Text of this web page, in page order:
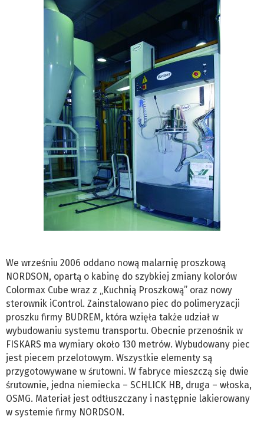
We wrześniu 2006 oddano nową malarnię proszkową
NORDSON, opartą o kabinę do szybkiej zmiany kolorów
Colormax Cube wraz z „Kuchnią Proszkową” oraz nowy
sterownik iControl. Zainstalowano piec do polimeryzacji
proszku firmy BUDREM, która wzięła także udział w
wybudowaniu systemu transportu. Obecnie przenośnik w
FISKARS ma wymiary około 130 metrów. Wybudowany piec
jest piecem przelotowym. Wszystkie elementy są
przygotowywane w śrutowni. W fabryce mieszczą się dwie
śrutownie, jedna niemiecka – SCHLICK HB, druga – włoska,
OSMG. Materiał jest odtłuszczany i następnie lakierowany
w systemie firmy NORDSON.